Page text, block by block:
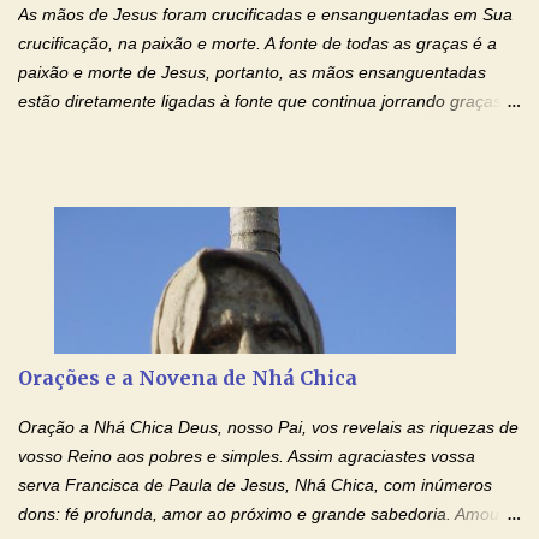
As mãos de Jesus foram crucificadas e ensanguentadas em Sua
crucificação, na paixão e morte. A fonte de todas as graças é a
paixão e morte de Jesus, portanto, as mãos ensanguentadas
estão diretamente ligadas à fonte que continua jorrando graças
ensanguentadas, chagadas e abertas, sobre mim, neste
momento. Sinto-me completamente sem forças para prosseguir,
carregando as minhas cruzes. Preciso que a força e o poder de
Tuas Mãos, que suportaram a mais profunda dor ao serem
pregadas na Cruz, reergam-me e curem-me agora. Jesus, não
amo. Nós precisamos desesperadamente de cura física e
espiritual, através do toque consolador de tuas Mãos
ensanguentadas e infinitamente poderosas. Eu reconheço,
apesar de toda a minha limitação e da infinidade dos meus ...
Orações e a Novena de Nhá Chica
Oração a Nhá Chica Deus, nosso Pai, vos revelais as riquezas de
vosso Reino aos pobres e simples. Assim agraciastes vossa
serva Francisca de Paula de Jesus, Nhá Chica, com inúmeros
dons: fé profunda, amor ao próximo e grande sabedoria. Amou a